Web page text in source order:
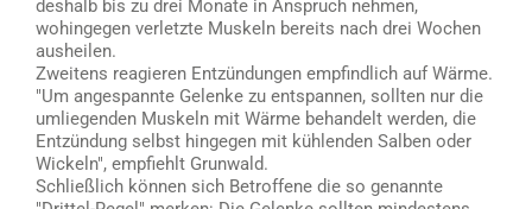
deshalb bis zu drei Monate in Anspruch nehmen,
wohingegen verletzte Muskeln bereits nach drei Wochen
ausheilen.
Zweitens reagieren Entzündungen empfindlich auf Wärme.
"Um angespannte Gelenke zu entspannen, sollten nur die
umliegenden Muskeln mit Wärme behandelt werden, die
Entzündung selbst hingegen mit kühlenden Salben oder
Wickeln", empfiehlt Grunwald.
Schließlich können sich Betroffene die so genannte